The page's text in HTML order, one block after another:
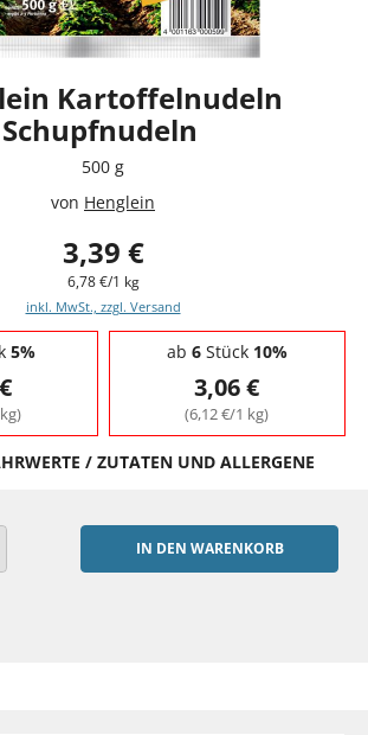
Kartoffelnudeln
Schupfnudeln
500 g
von Henglein
3,39 €
6,78 €/1 kg
inkl. MwSt., zzgl. Versand
5% ab 6Stück 10%
3,06 €
(6,12 €/1 kg)
/ ZUTATEN UND ALLERGENE
ERHÖHEN
IN DEN WARENKORB